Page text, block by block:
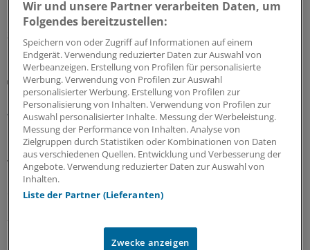
Irreführung vorliegt.
Berufsobergericht für Heilberufe Berlin
Urteil: Kein Maulkorb für Ärzte wegen
Äußerungen zu COVID-Pandemie
Das Berufsobergericht für Heilberufe Berlin kippt den
Rügebescheid einer Ärztekammer, die einem Arzt
vorwirft, er habe die Gefährlichkeit der Corona-
Pandemie unrichtig und verharmlosend dargestellt und
damit seine Berufspflichten verletzt.
Wir und unsere Partner verarbeiten Daten, um
Folgendes bereitzustellen:
Speichern von oder Zugriff auf Informationen auf einem
Endgerät. Verwendung reduzierter Daten zur Auswahl von
Werbeanzeigen. Erstellung von Profilen für personalisierte
Werbung. Verwendung von Profilen zur Auswahl
personalisierter Werbung. Erstellung von Profilen zur
Personalisierung von Inhalten. Verwendung von Profilen zur
Auswahl personalisierter Inhalte. Messung der Werbeleistung.
Messung der Performance von Inhalten. Analyse von
Zielgruppen durch Statistiken oder Kombinationen von Daten
aus verschiedenen Quellen. Entwicklung und Verbesserung der
Angebote. Verwendung reduzierter Daten zur Auswahl von
Inhalten.
Liste der Partner (Lieferanten)
Zwecke anzeigen